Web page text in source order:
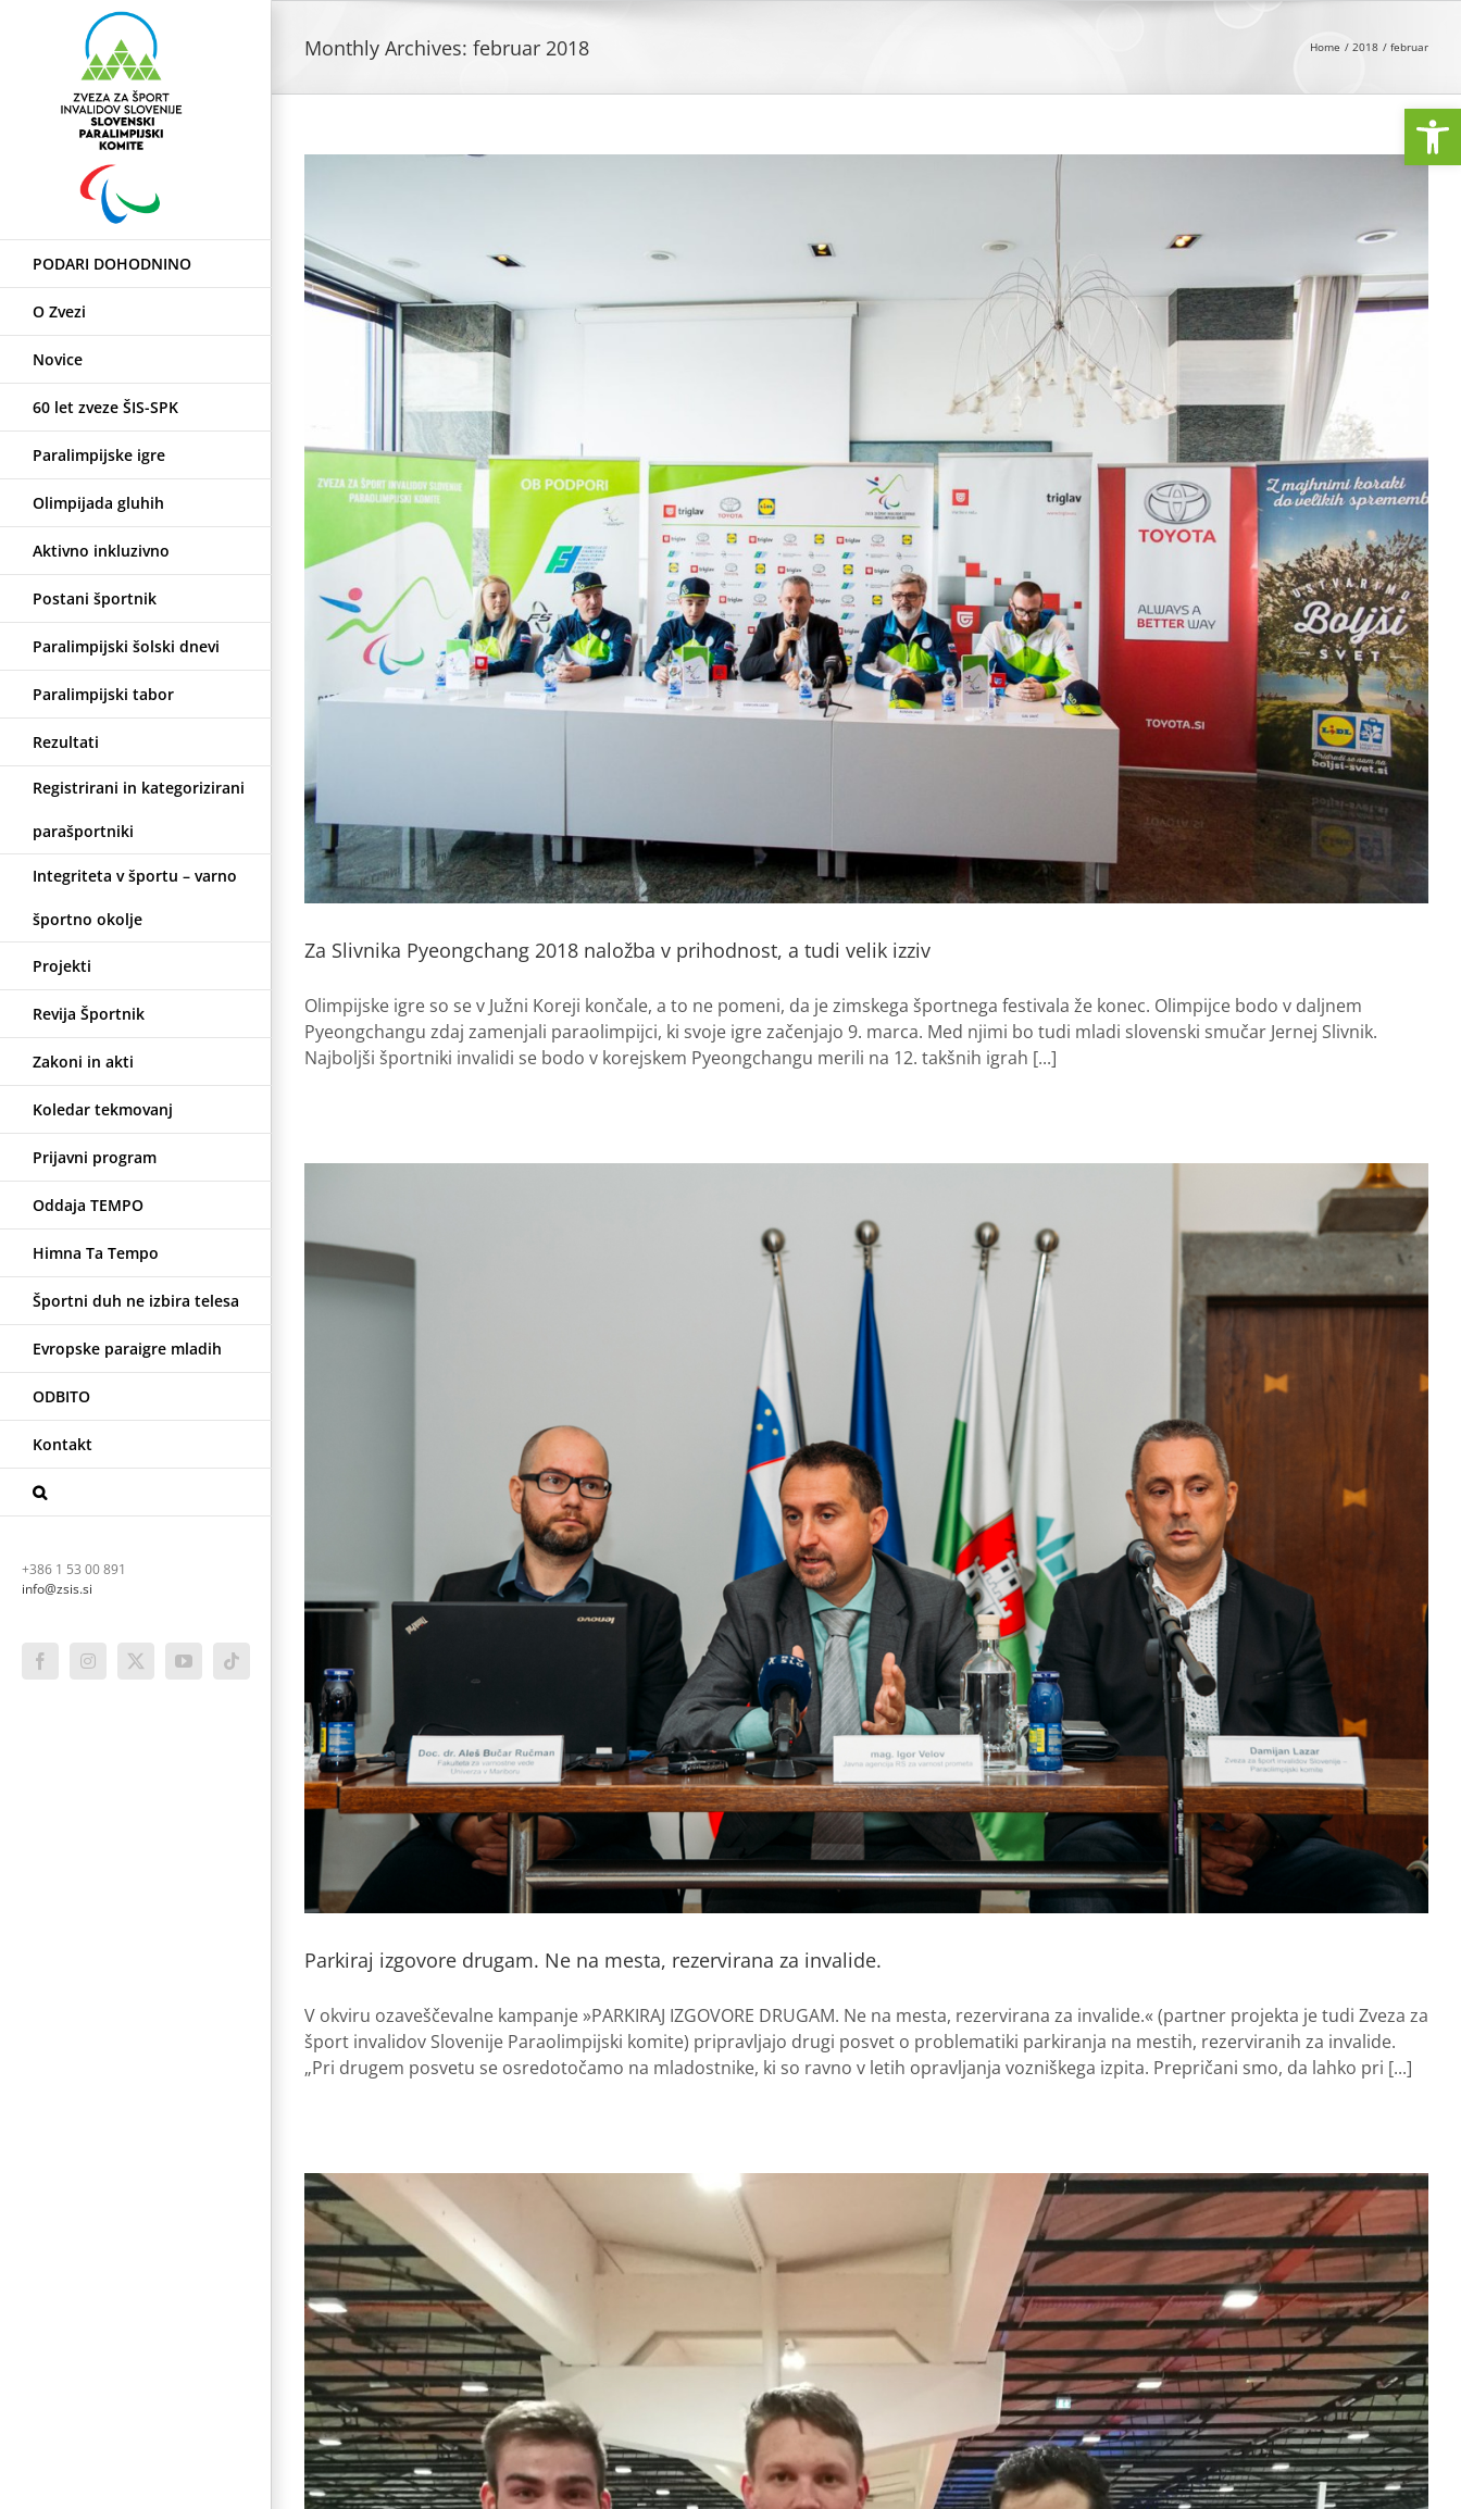
PODARI DOHODNINO
O Zvezi
Novice
60 let zveze ŠIS-SPK
Paralimpijske igre
Olimpijada gluhih
Aktivno inkluzivno
Postani športnik
Paralimpijski šolski dnevi
Paralimpijski tabor
Rezultati
Registrirani in kategorizirani
parašportniki
Integriteta v športu – varno
športno okolje
Projekti
Revija Športnik
Zakoni in akti
Koledar tekmovanj
Prijavni program
Oddaja TEMPO
Himna Ta Tempo
Športni duh ne izbira telesa
Evropske paraigre mladih
ODBITO
Kontakt
+386 1 53 00 891
info@zsis.si
FacebookInstagram
X YouTubeTiktok
Monthly Archives: februar 2018 Home 2018 februar
velik izziv
Za Slivnika Pyeongchang 2018 naložba v prihodnost, a tudi velik izziv
Olimpijske igre so se v Južni Koreji končale, a to ne pomeni, da je zimskega športnega festivala že konec. Olimpijce bodo v daljnem
Pyeongchangu zdaj zamenjali paraolimpijci, ki svoje igre začenjajo 9. marca. Med njimi bo tudi mladi slovenski smučar Jernej Slivnik.
Najboljši športniki invalidi se bodo v korejskem Pyeongchangu merili na 12. takšnih igrah [...]
Parkiraj izgovore drugam. Ne na mesta, rezervirana za invalide.
V okviru ozaveščevalne kampanje »PARKIRAJ IZGOVORE DRUGAM. Ne na mesta, rezervirana za invalide.« (partner projekta je tudi Zveza za
šport invalidov Slovenije Paraolimpijski komite) pripravljajo drugi posvet o problematiki parkiranja na mestih, rezerviranih za invalide.
„Pri drugem posvetu se osredotočamo na mladostnike, ki so ravno v letih opravljanja vozniškega izpita. Prepričani smo, da lahko pri [...]